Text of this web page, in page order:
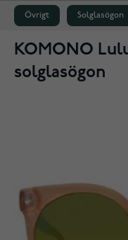
Övrigt Solglasögon
KOMONO
solglasögon